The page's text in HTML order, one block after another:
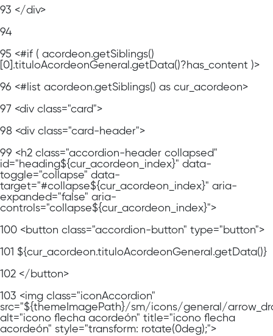
93 </div>
94
95 <#if ( acordeon.getSiblings()
[0].tituloAcordeonGeneral.getData()?has_content )>
96 <#list acordeon.getSiblings() as cur_acordeon>
97 <div class="card">
98 <div class="card-header">
99 <h2 class="accordion-header collapsed"
id="heading${cur_acordeon_index}" data-
toggle="collapse" data-
target="#collapse${cur_acordeon_index}" aria-
expanded="false" aria-
controls="collapse${cur_acordeon_index}">
100 <button class="accordion-button" type="button">
101 ${cur_acordeon.tituloAcordeonGeneral.getData()}
102 </button>
103 <img class="iconAccordion"
src="${themeImagePath}/sm/icons/general/
alt="icono flecha acordeón" title="icono flecha
acordeón" style="transform: rotate(0deg);">